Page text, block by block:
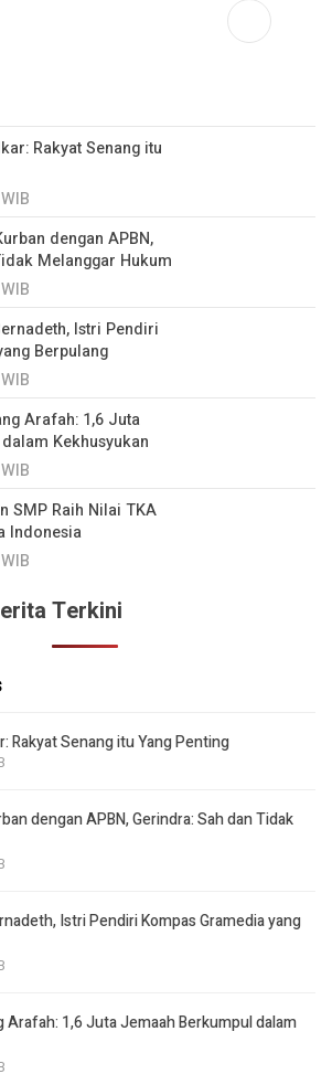
Rakyat Senang itu
dengan APBN,
Melanggar Hukum
Istri Pendiri
Berpulang
Arafah: 1,6 Juta
Kekhusyukan
SMP Raih Nilai TKA
Indonesia
Terkini
Rakyat Senang itu Yang Penting
dengan APBN, Gerindra: Sah dan Tidak
Istri Pendiri Kompas Gramedia yang
Arafah: 1,6 Juta Jemaah Berkumpul dalam